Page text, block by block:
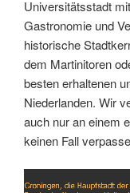
Universitätsstadt
Gastronomie und
historische
dem Martinitoren
besten erhaltenen
Niederlanden. Wir
auch nur an einem
keinen Fall
Link